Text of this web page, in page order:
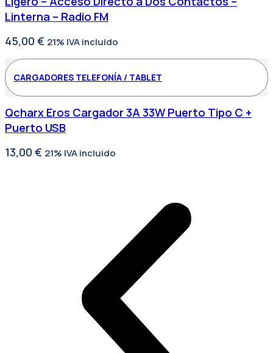
Linterna – Radio FM
45,00 € 21% IVA incluido
CARGADORES TELEFONÍA / TABLET
Qcharx Eros Cargador 3A 33W Puerto Tipo C +
Puerto USB
13,00 € 21% IVA incluido